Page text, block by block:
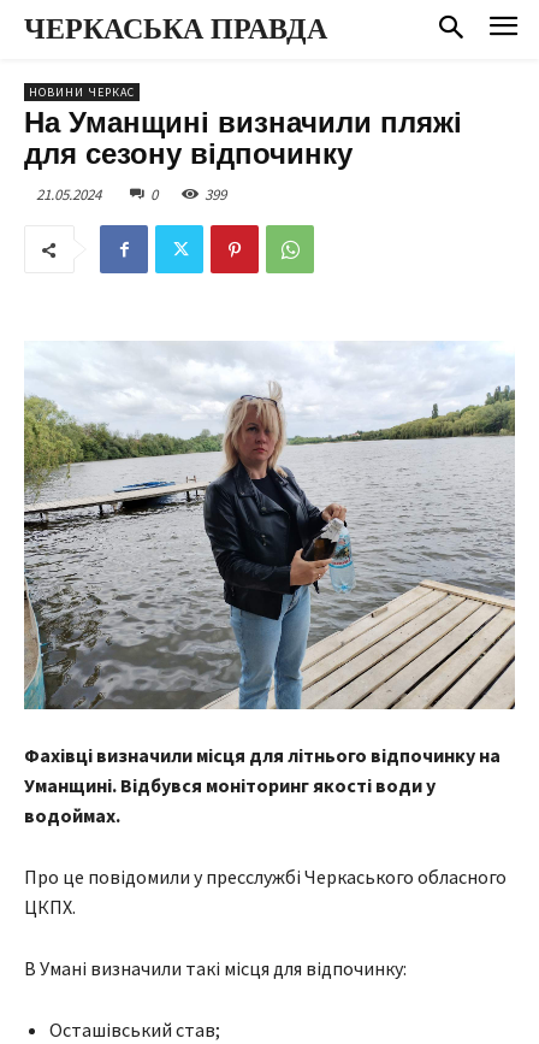
ЧЕРКАСЬКА ПРАВДА
НОВИНИ ЧЕРКАС
На Уманщині визначили пляжі
для сезону відпочинку
21.05.2024 0 399
Фахівці визначили місця для літнього відпочинку на
Уманщині. Відбувся моніторинг якості води у
водоймах.
Про це повідомили у пресслужбі Черкаського обласного
ЦКПХ.
В Умані визначили такі місця для відпочинку:
Осташівський став;